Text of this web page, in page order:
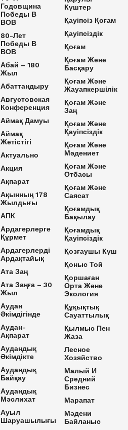
Годовщина
Победы В
ВОВ
80-Лет
Победы В
ВОВ
Абай – 180
Жыл
Абаттандыру
Августовская
Конференция
Аймақ Дамуы
Аймақ
Жетістігі
Актуально
Акция
Ақпарат
Ақынның 178
Жылдығы
АПК
Ардагерлерге
Құрмет
Ардагерлерді
Ардақтайық
Ата Заң
Ата Заңға – 30
Жыл
Аудан
Әкімдігінде
Аудан-
Ақпарат
Аудандық
Әкімдікте
Аудандық
Байқау
Аудандық
Мәслихат
Ауыл
Шаруашылығы
Күштер
Қауіпсіз Қоғам
Қауіпсіздік
Қоғам
Қоғам Және
Басқару
Қоғам Және
Жауапкершілік
Қоғам Және
Заң
Қоғам Және
Қауіпсіздік
Қоғам Және
Мәдениет
Қоғам Және
Отбасы
Қоғам Және
Саясат
Қоғамдық
Бақылау
Қоғамдық
Қауіпсіздік
Қозғаушы Күш
Қоныс Той
Қоршаған
Орта Және
Экология
Құқықтық
Сауаттылық
Қылмыс Пен
Жаза
Лесное
Хозяйство
Малый И
Средний
Бизнес
Марапат
Мәдени
Байланыс